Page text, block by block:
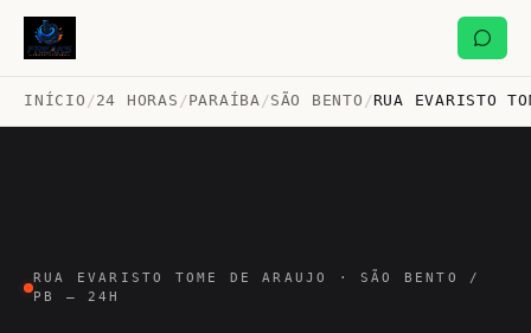
INÍCIO /24 HORAS /PARAÍBA /SÃO BENTO /RUA EVARISTO
RUA EVARISTO TOME DE ARAUJO · SÃO BENTO /
PB — 24H